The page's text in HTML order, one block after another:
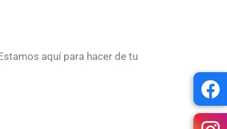
aquí para hacer de tu